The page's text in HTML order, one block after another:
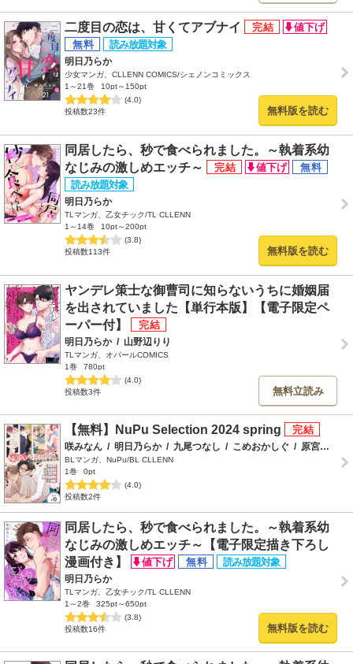
二度目の恋は、甘くてアブナイ
明日乃らか
少女マンガ、CLLENN COMICS/シェノンコミックス
1～21巻
10pt～150pt
(4.0)
投稿数23件
無料版を読む
同居したら、秒で食べられました。～執着系幼
なじみの激しめエッチ～
明日乃らか
TLマンガ、乙女チック/TL CLLENN
1～14巻
10pt～200pt
(3.8)
投稿数113件
無料版を読む
ヤンデレ策士な御曹司に知らないうちに婚姻届
を出されていました【単行本版】【電子限定ペ
ーパー付】
明日乃らか / 山野辺りり
TLマンガ、オパールCOMICS
1巻
780pt
(4.0)
投稿数3件
無料立読み
【無料】NuPu Selection 2024 spring
咲みなん / 明日乃らか / 九尾つなし / こめおかしぐ / 原宮ココ
BLマンガ、NuPu/BL CLLENN
1巻
0pt
(4.0)
投稿数2件
同居したら、秒で食べられました。～執着系幼
なじみの激しめエッチ～【電子限定描き下ろし
漫画付き】
明日乃らか
TLマンガ、乙女チック/TL CLLENN
1～2巻
325pt～650pt
(3.8)
投稿数16件
無料版を読む